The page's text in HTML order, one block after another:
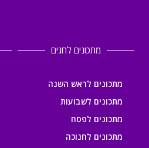
מתכונים לחגים
מתכונים לראש השנה
מתכונים לשבועות
מתכונים לפסח
מתכונים לחנוכה